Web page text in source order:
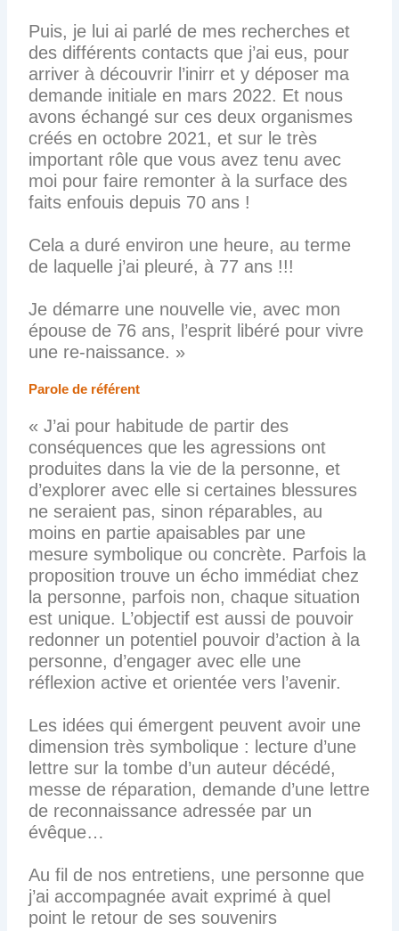
Puis, je lui ai parlé de mes recherches et
des différents contacts que j’ai eus, pour
arriver à découvrir l’inirr et y déposer ma
demande initiale en mars 2022. Et nous
avons échangé sur ces deux organismes
créés en octobre 2021, et sur le très
important rôle que vous avez tenu avec
moi pour faire remonter à la surface des
faits enfouis depuis 70 ans !
Cela a duré environ une heure, au terme
de laquelle j’ai pleuré, à 77 ans !!!
Je démarre une nouvelle vie, avec mon
épouse de 76 ans, l’esprit libéré pour vivre
une re-naissance. »
Parole de référent
« J’ai pour habitude de partir des
conséquences que les agressions ont
produites dans la vie de la personne, et
d’explorer avec elle si certaines blessures
ne seraient pas, sinon réparables, au
moins en partie apaisables par une
mesure symbolique ou concrète. Parfois la
proposition trouve un écho immédiat chez
la personne, parfois non, chaque situation
est unique. L’objectif est aussi de pouvoir
redonner un potentiel pouvoir d’action à la
personne, d’engager avec elle une
réflexion active et orientée vers l’avenir.
Les idées qui émergent peuvent avoir une
dimension très symbolique : lecture d’une
lettre sur la tombe d’un auteur décédé,
messe de réparation, demande d’une lettre
de reconnaissance adressée par un
évêque…
Au fil de nos entretiens, une personne que
j’ai accompagnée avait exprimé à quel
point le retour de ses souvenirs